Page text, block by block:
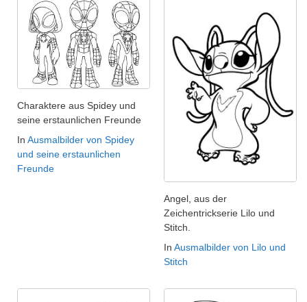
Charaktere aus Spidey und
seine erstaunlichen Freunde
In Ausmalbilder von Spidey
und seine erstaunlichen
Freunde
Angel, aus der
Zeichentrickserie Lilo und
Stitch.
In Ausmalbilder von Lilo und
Stitch